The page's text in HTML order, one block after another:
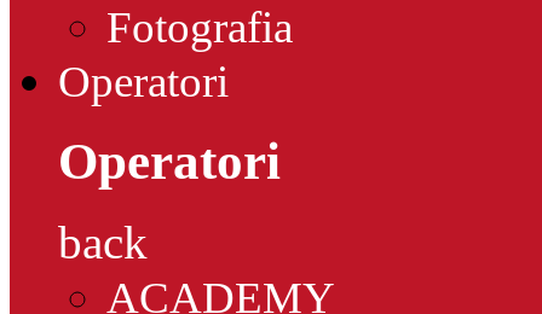
Fotografia
Operatori
Operatori
back
ACADEMY